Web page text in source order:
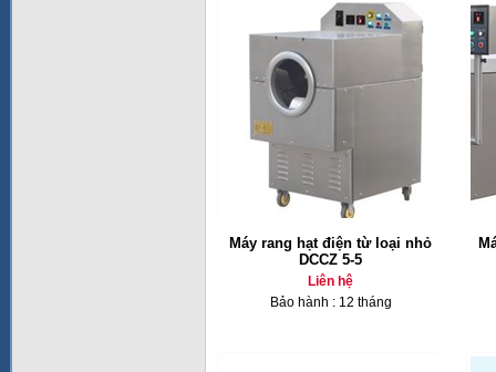
Máy rang hạt điện từ loại nhỏ
DCCZ 5-5
Liên hệ
Bảo hành : 12 tháng